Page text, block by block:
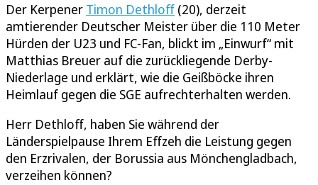
Der Kerpener Timon Dethloff (20), derzeit
amtierender Deutscher Meister über die 110 Meter
Hürden der U23 und FC-Fan, blickt im „Einwurf“ mit
Matthias Breuer auf die zurückliegende Derby-
Niederlage und erklärt, wie die Geißböcke ihren
Heimlauf gegen die SGE aufrechterhalten werden.
Herr Dethloff, haben Sie während der
Länderspielpause Ihrem Effzeh die Leistung gegen
den Erzrivalen, der Borussia aus Mönchengladbach,
verzeihen können?